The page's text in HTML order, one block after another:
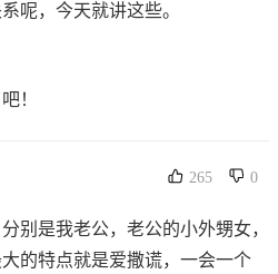
呢，今天就讲这些。
！
265 0
别是我老公，老公的小外甥女，
的特点就是爱撒谎，一会一个